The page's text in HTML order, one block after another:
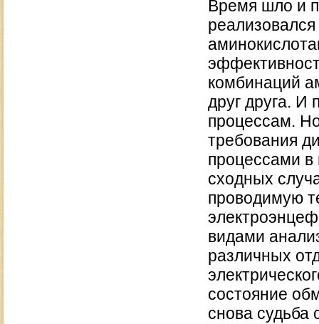
Время шло и
комбинаций
друг друга. И
процессам.
требования
процессами в
сходных
проводимую
видами
различных
состояние
снова